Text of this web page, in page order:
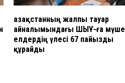
Қазақстанның жалпы тауар
айналымындағы ШЫҰ-ға мүше
елдердің үлесі 67 пайызды
құрайды